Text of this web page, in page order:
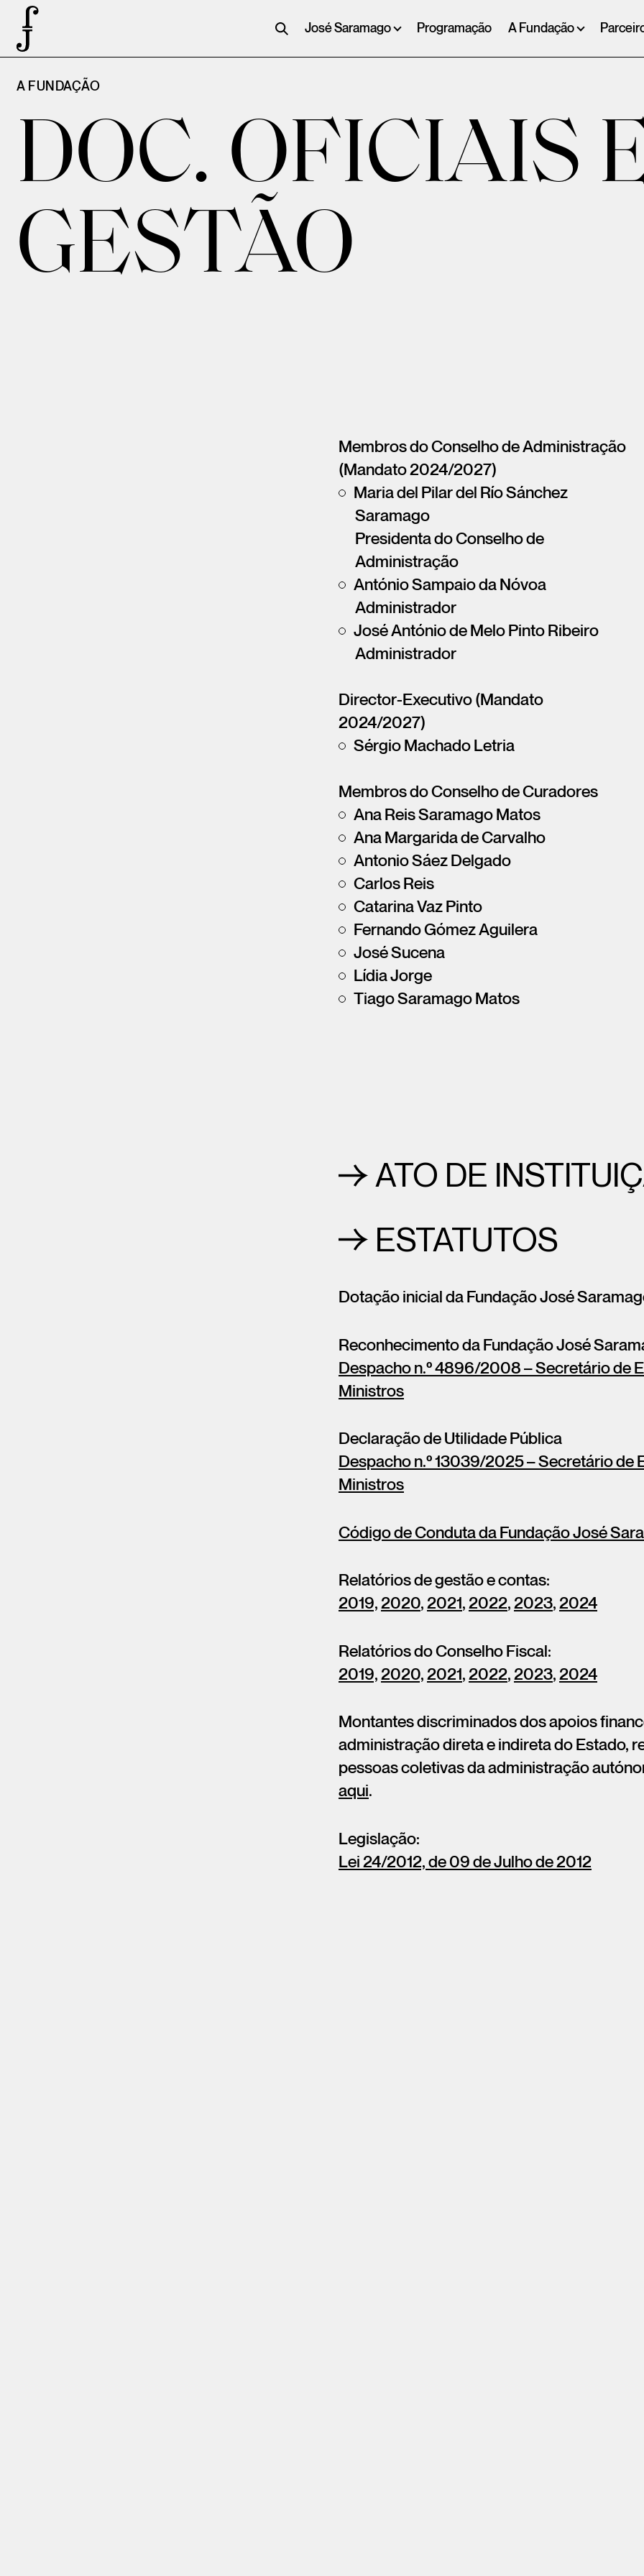
José Saramago Programação A Fundação
A FUNDAÇÃO
DOC. OFICIAIS
GESTÃO
Membros do Conselho de Administração
(Mandato 2024/2027)
Maria del Pilar del Río Sánchez
Saramago
Presidenta do Conselho de
Administração
António Sampaio da Nóvoa
Administrador
José António de Melo Pinto Ribeiro
Administrador
Director-Executivo (Mandato
2024/2027)
Sérgio Machado Letria
Membros do Conselho de Curadores
Ana Reis Saramago Matos
Ana Margarida de Carvalho
Antonio Sáez Delgado
Carlos Reis
Catarina Vaz Pinto
Fernando Gómez Aguilera
José Sucena
Lídia Jorge
Tiago Saramago Matos
ATO DE
ESTATUTOS
Dotação inicial da Fundação José
Reconhecimento da Fundação José
Despacho n.º 4896/2008 – Secretário de
Ministros
Declaração de Utilidade Pública
Despacho n.º 13039/2025 – Secretário de
Ministros
Código de Conduta da Fundação José
Relatórios de gestão e contas:
2019, 2020, 2021, 2022, 2023, 2024
Relatórios do Conselho Fiscal:
2019, 2020, 2021, 2022, 2023, 2024
Montantes discriminados dos apoios
administração direta e indireta do Estado,
pessoas coletivas da administração
aqui.
Legislação:
Lei 24/2012, de 09 de Julho de 2012